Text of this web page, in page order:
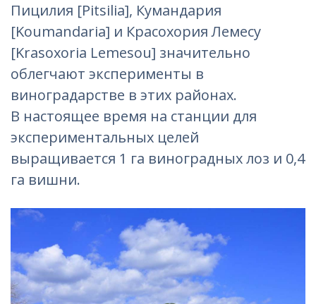
Пицилия [Pitsilia], Кумандария
[Koumandaria] и Красохория Лемесу
[Krasoxoria Lemesou] значительно
облегчают эксперименты в
виноградарстве в этих районах.
В настоящее время на станции для
экспериментальных целей
выращивается 1 га виноградных лоз и 0,4
га вишни.